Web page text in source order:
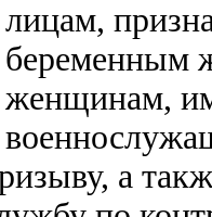
беременным
а